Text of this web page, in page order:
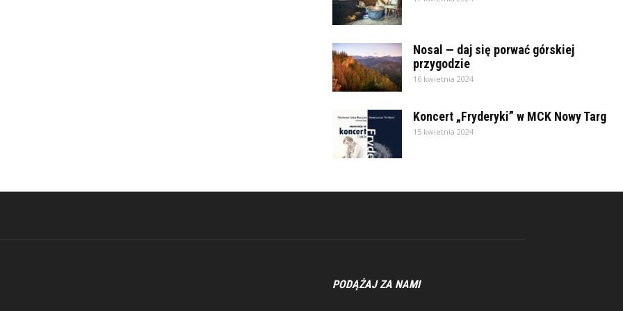
Nosal — daj się porwać górskiej
przygodzie
16 kwietnia 2024
Koncert „Fryderyki” w MCK Nowy Targ
15 kwietnia 2024
PODĄŻAJ ZA NAMI